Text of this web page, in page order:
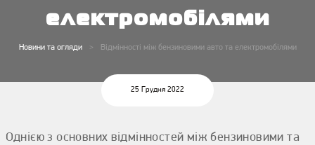
електромобілями
Новини та огляди Відмінності між бензиновими авто та електромобілями
25 Грудня 2022
Однією з основних відмінностей між бензиновими та